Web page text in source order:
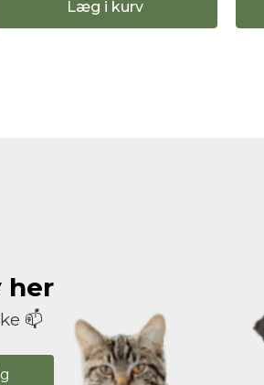
Læg i kurv
her
📫